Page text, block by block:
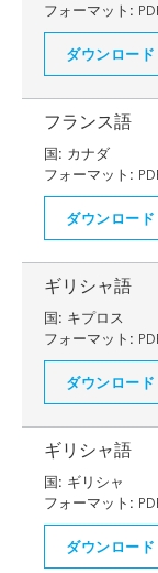
フォーマット:
ダウンロード
フランス語
国: カナダ
フォーマット:
ダウンロード
ギリシャ語
国: キプロス
フォーマット:
ダウンロード
ギリシャ語
国: ギリシャ
フォーマット:
ダウンロード